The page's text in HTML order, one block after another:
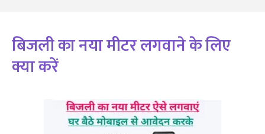
बिजली का नया मीटर लगवाने के लिए
क्या करें